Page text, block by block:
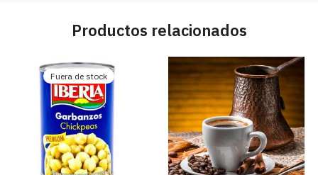
Productos relacionados
Fuera de stock